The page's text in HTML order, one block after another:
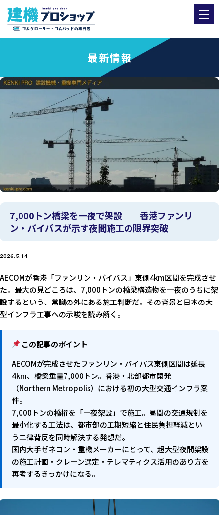
最新情報
7,000トン橋梁を一夜で架設──香港ファンリ
ン・バイパスが示す夜間施工の限界突破
2026.5.14
AECOMが香港「ファンリン・バイパス」東側4km区間を完成させ
た。最大の見どころは、7,000トンの橋梁構造物を一夜のうちに架
設するという、常識の外にある施工判断だ。その背景と日本の大
型インフラ工事への示唆を読み解く。
この記事のポイント
AECOMが完成させたファンリン・バイパス東側区間は延長
4km、橋梁重量7,000トン。香港・北部都市開発
（Northern Metropolis）における初の大型交通インフラ案
件。
7,000トンの橋桁を「一夜架設」で施工。昼間の交通規制を
最小化する工法は、都市部の工期短縮と住民負担軽減とい
う二律背反を同時解決する発想だ。
国内大手ゼネコン・重機メーカーにとって、超大型夜間架設
の施工計画・クレーン選定・テレマティクス活用のあり方を
再考するきっかけになる。